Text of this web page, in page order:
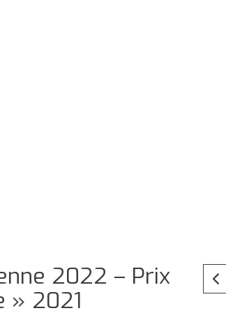
2022 – Prix
» 2021